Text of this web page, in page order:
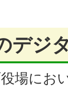
デジ
場にお